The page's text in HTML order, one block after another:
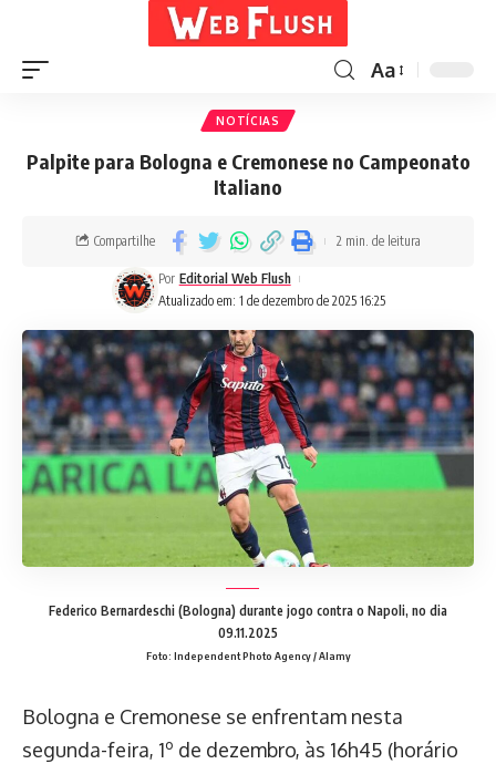
Aa
NOTÍCIAS
Palpite para Bologna e Cremonese no Campeonato
Italiano
Atualizado em: 1 de dezembro de 2025 16:25
Por Editorial Web Flush
Compartilhe 2 min. de leitura
Federico Bernardeschi (Bologna) durante jogo contra o Napoli, no dia
09.11.2025
Foto: Independent Photo Agency / Alamy
Bologna e Cremonese se enfrentam nesta
segunda-feira, 1º de dezembro, às 16h45 (horário